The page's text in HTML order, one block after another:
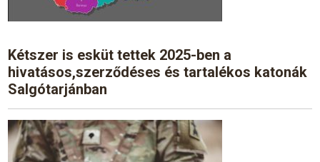
Kétszer is esküt tettek 2025-ben a
hivatásos,szerződéses és tartalékos katonák
Salgótarjánban